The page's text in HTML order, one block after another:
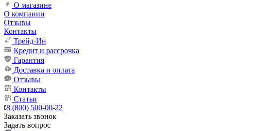
О магазине
О компании
Отзывы
Контакты
Трейд-Ин
Кредит и рассрочка
Гарантия
Доставка и оплата
Отзывы
Контакты
Статьи
8 (800) 500-00-22
Заказать звонок
Задать вопрос